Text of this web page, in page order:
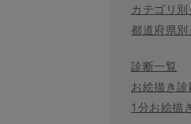
カテゴリ
都道府県
診断一覧
お絵描き
1分お絵描